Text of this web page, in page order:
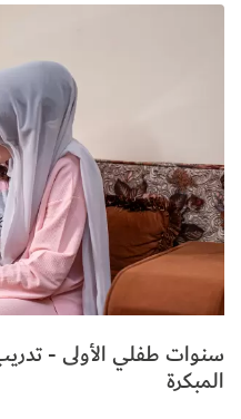
سنوات طفلي الأولى -
المبكرة